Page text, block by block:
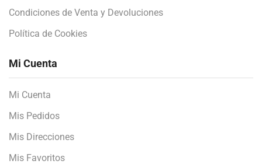
Condiciones de Venta y Devoluciones
Política de Cookies
Mi Cuenta
Mi Cuenta
Mis Pedidos
Mis Direcciones
Mis Favoritos